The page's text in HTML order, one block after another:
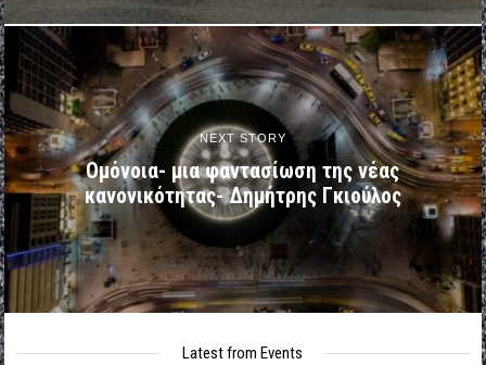
NEXT STORY
Ομόνοια- μια φαντασίωση της νέας
κανονικότητας- Δημήτρης Γκιούλος
Latest from Events